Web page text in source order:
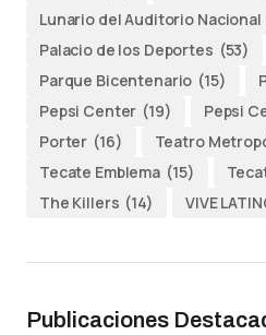
Lunario del Auditorio Nacional
Palacio de los Deportes (53)
Parque Bicentenario (15)
Pepsi Center (19) Pepsi
Porter (16) Teatro
Tecate Emblema (15)
The Killers (14) VIVE
Publicaciones